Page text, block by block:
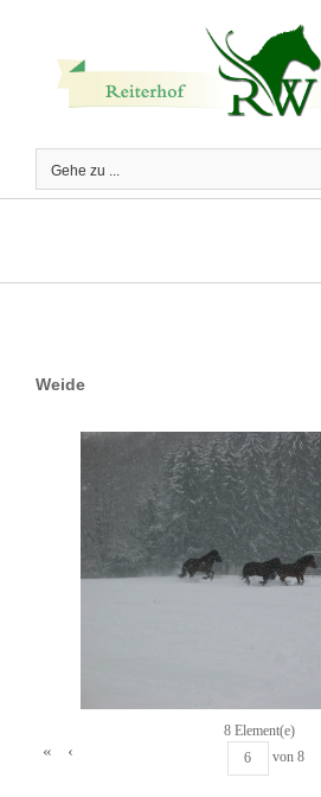
springen
Gehe zu ...
Weide
8 Element(e)
« ‹ von 8